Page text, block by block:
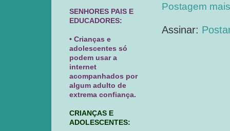
Postagem
Assinar:
SENHORES PAIS E
EDUCADORES:
• Crianças e
adolescentes só
podem usar a
internet
acompanhados por
algum adulto de
extrema confiança.
CRIANÇAS E
ADOLESCENTES: